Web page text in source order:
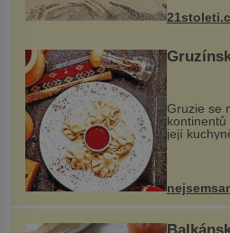
nohou, a
Gruzie se
její
evropské
pokrmy,